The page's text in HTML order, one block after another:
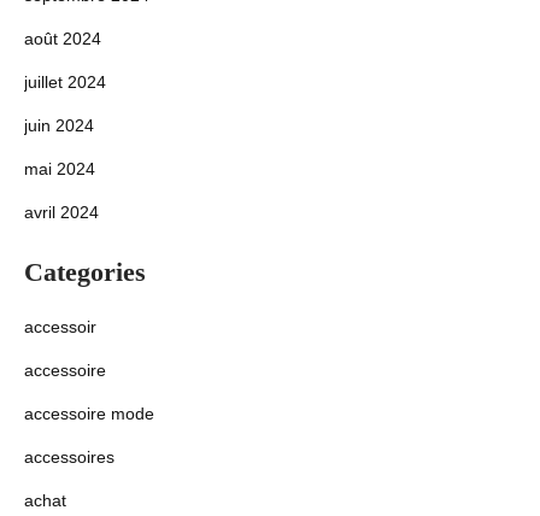
août 2024
juillet 2024
juin 2024
mai 2024
avril 2024
Categories
accessoir
accessoire
accessoire mode
accessoires
achat